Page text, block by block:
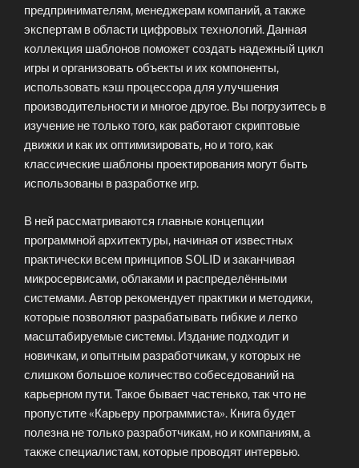
предпринимателям, менеджерам компаний, а также
экспертам в области цифровых технологий. Данная
коллекция шаблонов поможет создать надежный цикл
игры и организовать объекты и их компоненты,
использовать кэш процессора для улучшения
производительности и многое другое. Вы погрузитесь в
изучение не только того, как работают скриптовые
движки и как их оптимизировать, но и того, как
классические шаблоны проектирования могут быть
использованы в разработке игр.
В ней рассматриваются главные концепции
программной архитектуры, начиная от известных
практически всем принципов SOLID и заканчивая
микросервисами, облаками и распределёнными
системами. Автор рекомендует практики и методики,
которые позволяют разрабатывать гибкие и легко
масштабируемые системы. Издание подходит и
новичкам, и опытным разработчикам, у которых не
слишком большое количество собеседований на
карьерном пути. Такое бывает частенько, так что не
пропустите «Карьеру программиста». Книга будет
полезна не только разработчикам, но и компаниям, а
также специалистам, которые проводят интервью.